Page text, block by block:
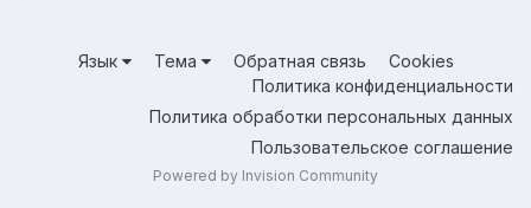
Язык Тема Обратная связь
Cookies
Политика конфиденциальности
Политика обработки персональных данных
Пользовательское соглашение
Powered by Invision Community